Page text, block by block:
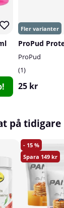
ProPud
ProPud
1
25 kr
på tidigare
15
149